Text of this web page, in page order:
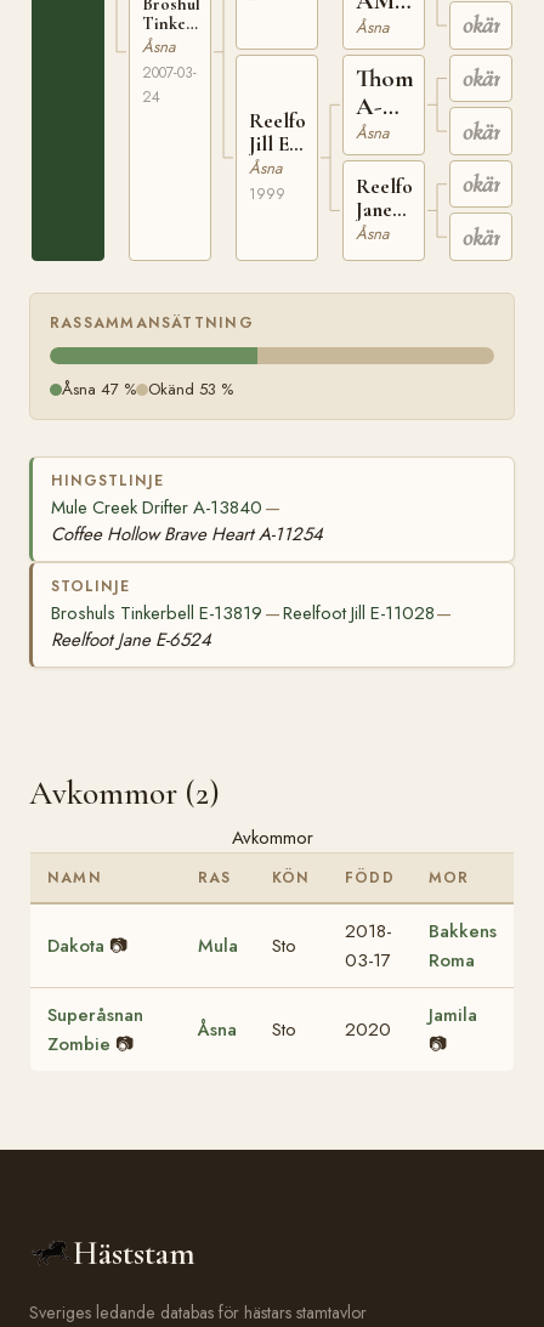
Tinkerbell
E-13819
Åsna
2007-03-
24
Reelfoot
Jill E-
11028
Åsna
1999
38481
Åsna
ThomAS'S
A-
10455
Åsna
Reelfoot
Jane
E-6524
Åsna
okänd
okänd
okänd
okänd
okänd
RASSAMMANSÄTTNING
Åsna 47 % Okänd 53 %
HINGSTLINJE
Mule Creek Drifter A-13840 —
Coffee Hollow Brave Heart A-11254
STOLINJE
Broshuls Tinkerbell E-13819 —Reelfoot Jill E-11028—
Reelfoot Jane E-6524
Avkommor (2)
Avkommor
NAMN RAS KÖN FÖDD MOR
Dakota 📷 Mula Sto
2018-
03-17
Bakkens
Roma
Superåsnan
Zombie 📷
Åsna Sto 2020
Jamila
📷
Häststam
Sveriges ledande databas för hästars stamtavlor